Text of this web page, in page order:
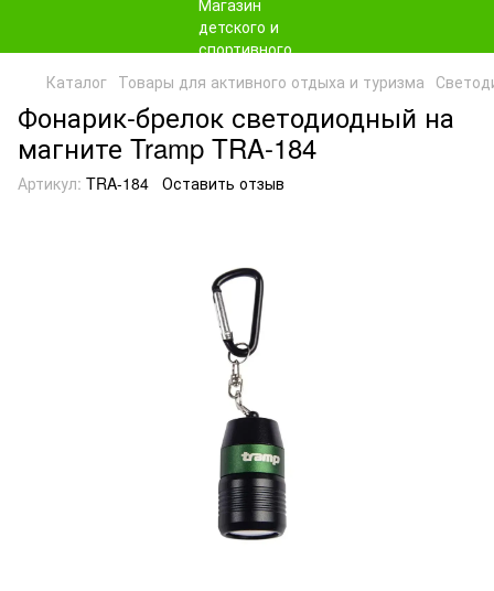
Каталог Товары для активного отдыха и туризма
Фонарик-брелок светодиодный на
магните Tramp TRA-184
Артикул: TRA-184 Оставить отзыв